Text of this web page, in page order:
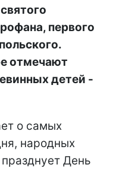
первого
отмечают
детей -
о самых
народных
День